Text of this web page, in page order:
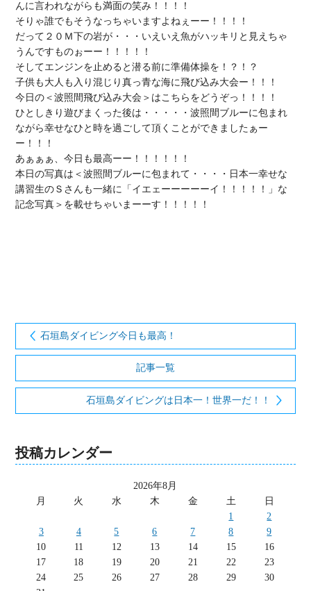
んに言われながらも満面の笑み！！！！
そりゃ誰でもそうなっちゃいますよねぇーー！！！！
だって２０Ｍ下の岩が・・・いえいえ魚がハッキリと見えちゃ
うんですものぉーー！！！！！
そしてエンジンを止めると潜る前に準備体操を！？！？
子供も大人も入り混じり真っ青な海に飛び込み大会ー！！！
今日の＜波照間飛び込み大会＞はこちらをどうぞっ！！！！
ひとしきり遊びまくった後は・・・・・波照間ブルーに包まれ
ながら幸せなひと時を過ごして頂くことができましたぁー
ー！！！
あぁぁぁ、今日も最高ーー！！！！！！
本日の写真は＜波照間ブルーに包まれて・・・・日本一幸せな
講習生のＳさんも一緒に「イエェーーーーーイ！！！！！」な
記念写真＞を載せちゃいまーーす！！！！！
石垣島ダイビング今日も最高！
記事一覧
石垣島ダイビングは日本一！世界一だ！！
投稿カレンダー
2026年8月
月
火 水 木 金 土
日
1
2
3
4 5 6 7 8
9
10
11 12 13 14 15
16
17
18 19 20 21 22
23
24
25 26 27 28 29
30